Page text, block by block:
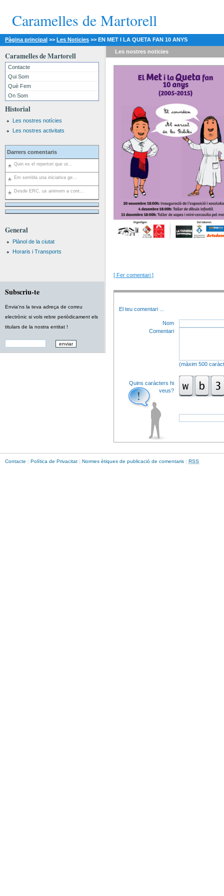
Caramelles de Martorell
Pàgina principal >> Les Noticies >> EN MET I LA QUETA FAN 10 ANYS
Caramelles de Martorell
Contacte
Qui Som
Què Fem
On Som
Historial
Les nostres notícies
Les nostres activitats
Darrers comentaris
Quin es el repertori que ut...
Em sembla una iniciativa ge...
Desde ERC, us animem a cont...
General
Plànol de la ciutat
Horaris i Transports
Subscriu-te
Envia'ns la teva adreça de correu
electrònic si vols rebre periòdicament els
titulars de la nostra entitat !
Les nostres noticies
[ Fer comentari ]
El teu comentari
Nom
Comentari
(màxim 500
Quins caràcters hi
veus?
Contacte | Política de Privacitat | Normes ètiques de publicació de comentaris | RSS